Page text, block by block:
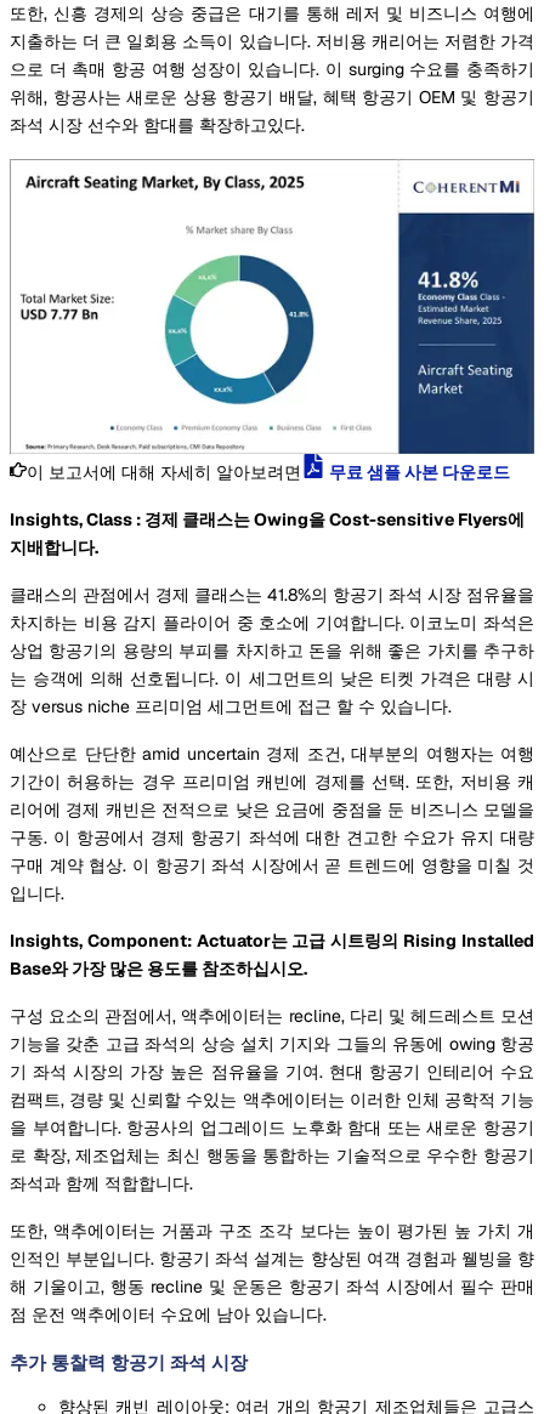
또한, 신흥 경제의 상승 중급은 대기를 통해 레저 및 비즈니스 여행에
지출하는 더 큰 일회용 소득이 있습니다. 저비용 캐리어는 저렴한 가격
으로 더 촉매 항공 여행 성장이 있습니다. 이 surging 수요를 충족하기
위해, 항공사는 새로운 상용 항공기 배달, 혜택 항공기 OEM 및 항공기
좌석 시장 선수와 함대를 확장하고있다.
이 보고서에 대해 자세히 알아보려면 무료 샘플 사본 다운로드
Insights, Class : 경제 클래스는 Owing을 Cost-sensitive Flyers에
지배합니다.
클래스의 관점에서 경제 클래스는 41.8%의 항공기 좌석 시장 점유율을
차지하는 비용 감지 플라이어 중 호소에 기여합니다. 이코노미 좌석은
상업 항공기의 용량의 부피를 차지하고 돈을 위해 좋은 가치를 추구하
는 승객에 의해 선호됩니다. 이 세그먼트의 낮은 티켓 가격은 대량 시
장 versus niche 프리미엄 세그먼트에 접근 할 수 있습니다.
예산으로 단단한 amid uncertain 경제 조건, 대부분의 여행자는 여행
기간이 허용하는 경우 프리미엄 캐빈에 경제를 선택. 또한, 저비용 캐
리어에 경제 캐빈은 전적으로 낮은 요금에 중점을 둔 비즈니스 모델을
구동. 이 항공에서 경제 항공기 좌석에 대한 견고한 수요가 유지 대량
구매 계약 협상. 이 항공기 좌석 시장에서 곧 트렌드에 영향을 미칠 것
입니다.
Insights, Component: Actuator는 고급 시트링의 Rising Installed
Base와 가장 많은 용도를 참조하십시오.
구성 요소의 관점에서, 액추에이터는 recline, 다리 및 헤드레스트 모션
기능을 갖춘 고급 좌석의 상승 설치 기지와 그들의 유동에 owing 항공
기 좌석 시장의 가장 높은 점유율을 기여. 현대 항공기 인테리어 수요
컴팩트, 경량 및 신뢰할 수있는 액추에이터는 이러한 인체 공학적 기능
을 부여합니다. 항공사의 업그레이드 노후화 함대 또는 새로운 항공기
로 확장, 제조업체는 최신 행동을 통합하는 기술적으로 우수한 항공기
좌석과 함께 적합합니다.
또한, 액추에이터는 거품과 구조 조각 보다는 높이 평가된 높 가치 개
인적인 부분입니다. 항공기 좌석 설계는 향상된 여객 경험과 웰빙을 향
해 기울이고, 행동 recline 및 운동은 항공기 좌석 시장에서 필수 판매
점 운전 액추에이터 수요에 남아 있습니다.
추가 통찰력 항공기 좌석 시장
향상된 캐빈 레이아웃: 여러 개의 항공기 제조업체들은 고급스